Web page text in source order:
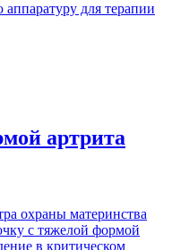
для терапии
артрита
охраны материнства
с тяжелой формой
в критическом